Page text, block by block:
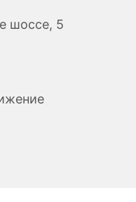
шоссе, 5